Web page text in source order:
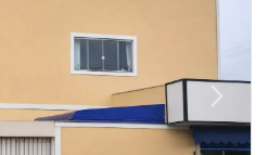
arrow_forward_iosNext